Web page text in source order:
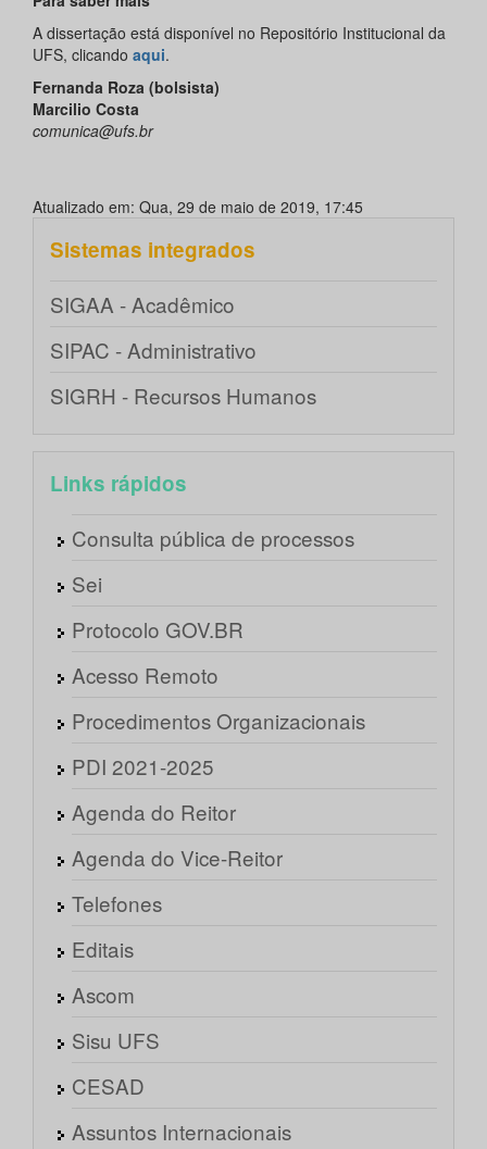
A dissertação está disponível no Repositório Institucional da
UFS, clicando aqui.
Fernanda Roza (bolsista)
Marcilio Costa
comunica@ufs.br
Atualizado em: Qua, 29 de maio de 2019, 17:45
Sistemas integrados
SIGAA - Acadêmico
SIPAC - Administrativo
SIGRH - Recursos Humanos
Links rápidos
Consulta pública de processos
Sei
Protocolo GOV.BR
Acesso Remoto
Procedimentos Organizacionais
PDI 2021-2025
Agenda do Reitor
Agenda do Vice-Reitor
Telefones
Editais
Ascom
Sisu UFS
CESAD
Assuntos Internacionais